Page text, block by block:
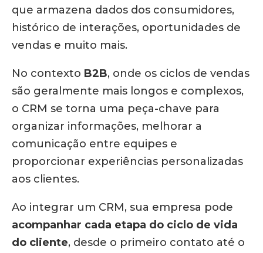
que armazena dados dos consumidores,
histórico de interações, oportunidades de
vendas e muito mais.
No contexto B2B, onde os ciclos de vendas
são geralmente mais longos e complexos,
o CRM se torna uma peça-chave para
organizar informações, melhorar a
comunicação entre equipes e
proporcionar experiências personalizadas
aos clientes.
Ao integrar um CRM, sua empresa pode
acompanhar cada etapa do ciclo de vida
do cliente, desde o primeiro contato até o